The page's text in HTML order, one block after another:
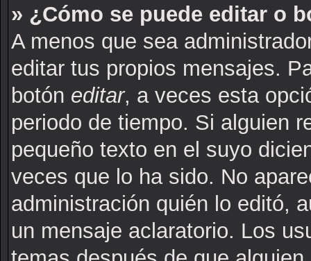
» ¿Cómo se puede editar o
A menos que sea
editar tus propios mensajes.
botón editar, a veces esta
periodo de tiempo. Si alguien
pequeño texto en el suyo
veces que lo ha sido. No
administración quién lo editó,
un mensaje aclaratorio. Los